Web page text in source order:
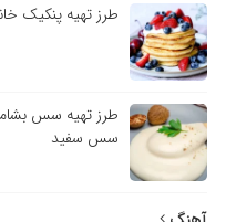
طرز تهیه پنکیک
طرز تهیه سس
سس سفید